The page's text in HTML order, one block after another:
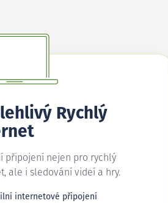
Rychlý
připojení nejen pro rychlý
ale i sledování videí a hry.
internetové připojení